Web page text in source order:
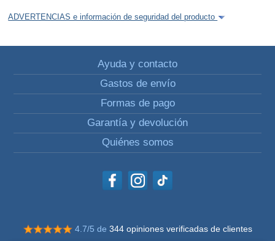
ADVERTENCIAS e información de seguridad del producto
Ayuda y contacto
Gastos de envío
Formas de pago
Garantía y devolución
Quiénes somos
4.7/5 de 344 opiniones verificadas de clientes